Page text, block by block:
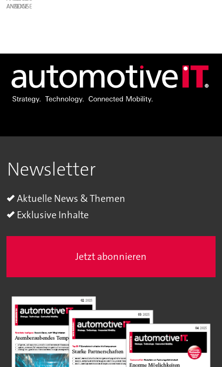
ANZEIGE
Newsletter
Aktuelle News & Themen
Exklusive Inhalte
Jetzt abonnieren